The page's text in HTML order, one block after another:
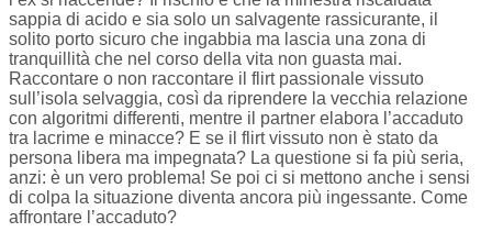
sappia di acido e sia solo un salvagente rassicurante, il
solito porto sicuro che ingabbia ma lascia una zona di
tranquillità che nel corso della vita non guasta mai.
Raccontare o non raccontare il flirt passionale vissuto
sull’isola selvaggia, così da riprendere la vecchia relazione
con algoritmi differenti, mentre il partner elabora l’accaduto
tra lacrime e minacce? E se il flirt vissuto non è stato da
persona libera ma impegnata? La questione si fa più seria,
anzi: è un vero problema! Se poi ci si mettono anche i sensi
di colpa la situazione diventa ancora più ingessante. Come
affrontare l’accaduto?